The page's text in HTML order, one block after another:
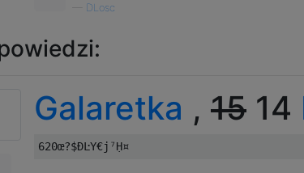
DLosc
Galaretka , 15 14